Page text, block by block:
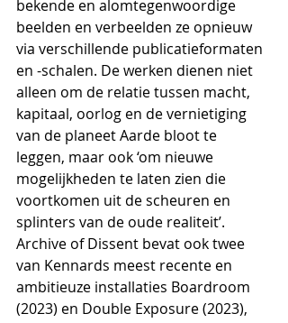
bekende en alomtegenwoordige
beelden en verbeelden ze opnieuw
via verschillende publicatieformaten
en -schalen. De werken dienen niet
alleen om de relatie tussen macht,
kapitaal, oorlog en de vernietiging
van de planeet Aarde bloot te
leggen, maar ook ‘om nieuwe
mogelijkheden te laten zien die
voortkomen uit de scheuren en
splinters van de oude realiteit’.
Archive of Dissent bevat ook twee
van Kennards meest recente en
ambitieuze installaties Boardroom
(2023) en Double Exposure (2023),